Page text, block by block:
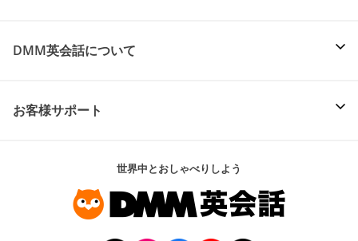
DMM英会話について
お客様サポート
世界中とおしゃべりしよう